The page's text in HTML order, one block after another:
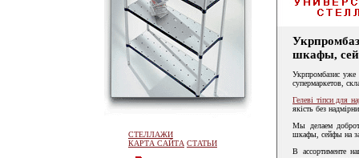
СТЕЛЛАЖИ
КАРТА САЙТА СТАТЬИ
шкафы,
Укрпромбазис уже
супермаркетов,
Гелеві тіпси для
якість без
Мы делаем
шкафы, сейфы на
В ассортименте